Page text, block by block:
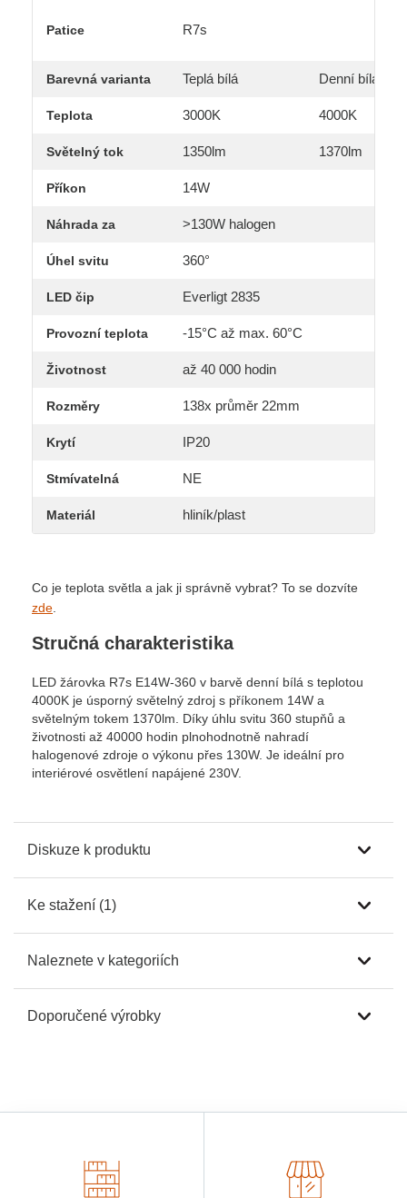
Patice R7s
Barevná varianta Teplá bílá Denní bílá
Teplota 3000K 4000K
Světelný tok 1350lm 1370lm
Příkon 14W
Náhrada za >130W halogen
Úhel svitu 360°
LED čip Everligt 2835
Provozní teplota -15°C až max. 60°C
Životnost až 40 000 hodin
Rozměry 138x průměr 22mm
Krytí IP20
Stmívatelná NE
Materiál hliník/plast
Co je teplota světla a jak ji správně vybrat? To se dozvíte
zde
Stručná charakteristika
LED žárovka R7s E14W-360 v barvě denní bílá s teplotou
4000K je úsporný světelný zdroj s příkonem 14W a
světelným tokem 1370lm. Díky úhlu svitu 360 stupňů a
životnosti až 40000 hodin plnohodnotně nahradí
halogenové zdroje o výkonu přes 130W. Je ideální pro
interiérové osvětlení napájené 230V.
Diskuze k produktu
Ke stažení (1)
Naleznete v kategoriích
Doporučené výrobky